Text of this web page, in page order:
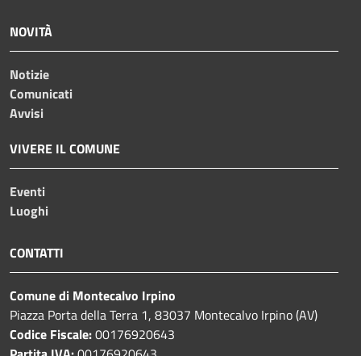
NOVITÀ
Notizie
Comunicati
Avvisi
VIVERE IL COMUNE
Eventi
Luoghi
CONTATTI
Comune di Montecalvo Irpino
Piazza Porta della Terra 1, 83037 Montecalvo Irpino (AV)
Codice Fiscale:00176920643